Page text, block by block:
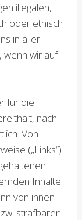
illegalen,
oder ethisch
in aller
wenn wir auf
für die
nach
Von
(„Links“)
Inhalte
von ihnen
strafbaren